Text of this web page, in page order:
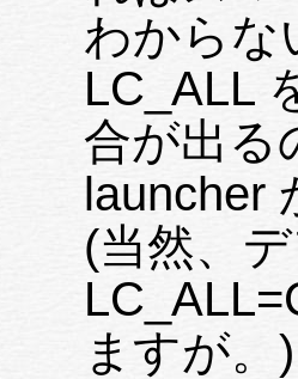
わから
LC_ALL
合が出る
launcher
(当然、
ますが。)